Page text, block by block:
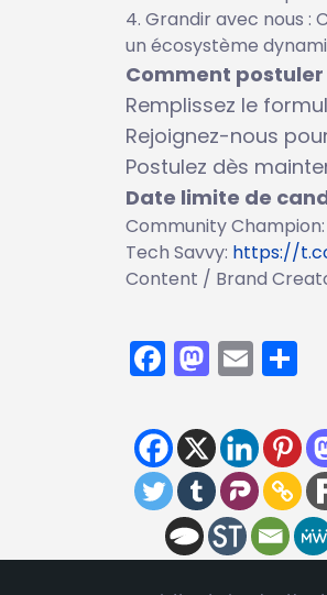
Grandir avec nous :
un écosystème
Comment postuler
Remplissez le
Rejoignez-nous
Postulez dès
Date limite de
Community Champion:
Tech Savvy: https://
Content / Brand
Facebook
Email